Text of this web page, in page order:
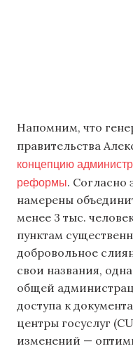
Напомним, что
правительства
концепцию
реформы. Согласно
намерены
менее 3 тыс.
пунктам
добровольное
свои названия,
общей
доступа к
центры госуслуг
изменений —